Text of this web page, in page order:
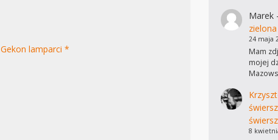
Gekon lamparci *
Marek
zielona
24 maja
Mam
mojej
8